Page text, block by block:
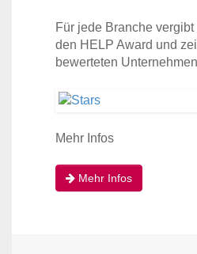
Für jede Branche
den HELP Award und
bewerteten
Mehr Infos
Mehr Infos